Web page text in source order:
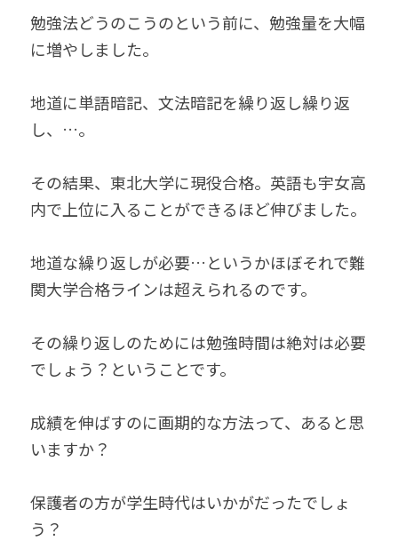
勉強法どうのこうのという前に、勉強量を大幅
に増やしました。
地道に単語暗記、文法暗記を繰り返し繰り返
し、…。
その結果、東北大学に現役合格。英語も宇女高
内で上位に入ることができるほど伸びました。
地道な繰り返しが必要…というかほぼそれで難
関大学合格ラインは超えられるのです。
その繰り返しのためには勉強時間は絶対は必要
でしょう？ということです。
成績を伸ばすのに画期的な方法って、あると思
いますか？
保護者の方が学生時代はいかがだったでしょ
う？